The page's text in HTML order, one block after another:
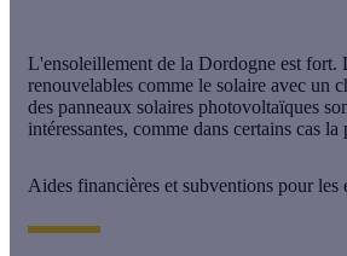
L'ensoleillement de la Dordogne est fort.
renouvelables comme le solaire avec un
des panneaux solaires photovoltaïques
intéressantes, comme dans certains cas la
Aides financières et subventions pour les